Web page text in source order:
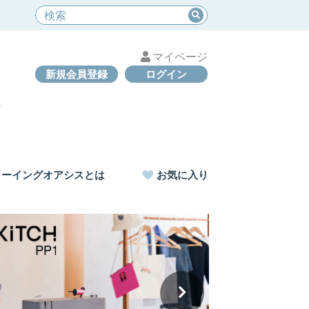
マイページ
ログイン
新規会員登録
イングオアシスとは お気に入り